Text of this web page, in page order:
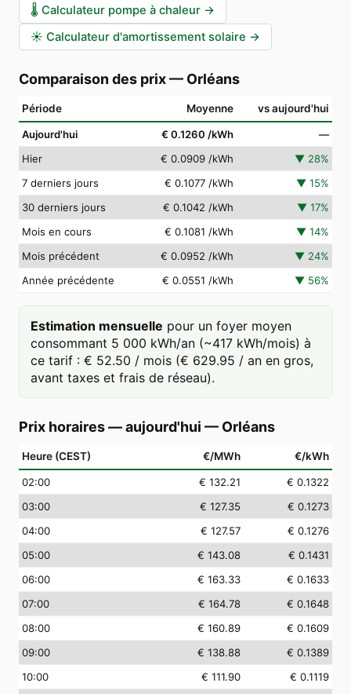
🌡️ Calculateur pompe à chaleur →
☀️ Calculateur d'amortissement solaire →
Comparaison des prix— Orléans
Période Moyenne vs aujourd'hui
Aujourd'hui € 0.1260 /kWh
—
Hier
€ 0.0909 /kWh ▼ 28%
7 derniers jours
€ 0.1077 /kWh ▼ 15%
30 derniers jours
€ 0.1042 /kWh ▼ 17%
Mois en cours
€ 0.1081 /kWh ▼ 14%
Mois précédent
€ 0.0952 /kWh ▼ 24%
Année précédente
€ 0.0551 /kWh ▼ 56%
Estimation mensuelle pour un foyer moyen
consommant 5 000 kWh/an (~417 kWh/mois) à
ce tarif : € 52.50 / mois (€ 629.95 / an en gros,
avant taxes et frais de réseau).
Prix horaires — aujourd'hui — Orléans
Heure (CEST) €/MWh €/kWh
02:00 € 132.21
€ 0.1322
03:00 € 127.35
€ 0.1273
04:00 € 127.57
€ 0.1276
05:00 € 143.08
€ 0.1431
06:00 € 163.33
€ 0.1633
07:00 € 164.78
€ 0.1648
08:00 € 160.89
€ 0.1609
09:00 € 138.88
€ 0.1389
10:00 € 111.90
€ 0.1119